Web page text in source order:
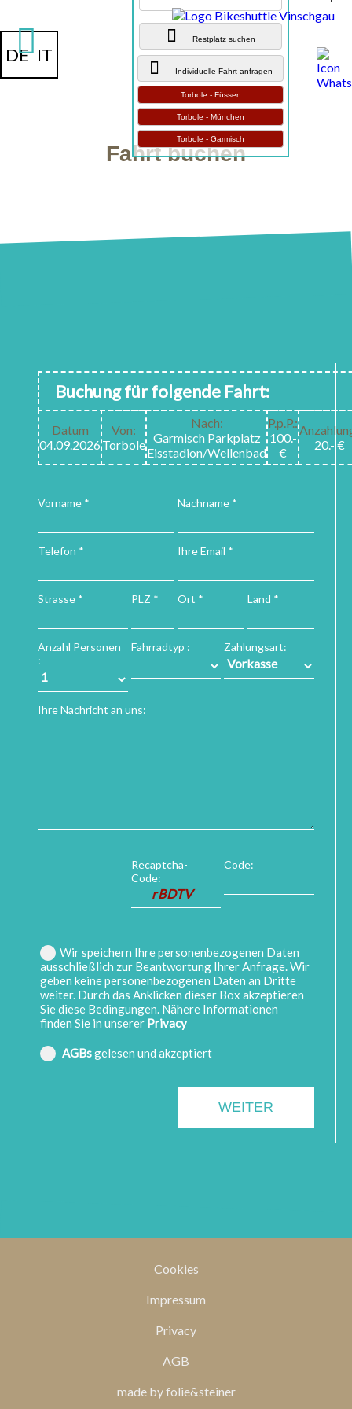
DE IT
Restplatz suchen
Individuelle Fahrt anfragen
Torbole - Füssen
Torbole - München
Torbole - Garmisch
Fahrt buchen
Buchung für folgende Fahrt:
Datum
04.09.2026
Von:
Torbole
Nach:
Garmisch Parkplatz
Eisstadion/Wellenbad
P.p.P.:
100.-
€
20.- €
Vorname * Nachname *
Telefon * Ihre Email *
Strasse * PLZ * Ort * Land *
Anzahl Personen
:
Fahrradtyp : Zahlungsart:
Ihre Nachricht an uns:
Recaptcha-
Code:
Code:
Wir speichern Ihre personenbezogenen Daten
ausschließlich zur Beantwortung Ihrer Anfrage. Wir
geben keine personenbezogenen Daten an Dritte
weiter. Durch das Anklicken dieser Box akzeptieren
Sie diese Bedingungen. Nähere Informationen
finden Sie in unserer Privacy
AGBsgelesen und akzeptiert
Cookies
Impressum
Privacy
AGB
made by folie&steiner